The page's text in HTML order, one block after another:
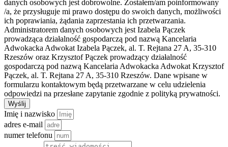
danych osobowych jest dobrowolne. Zostałem/am poinformowany
/a, że przysługuje mi prawo dostępu do swoich danych, możliwości
ich poprawiania, żądania zaprzestania ich przetwarzania.
Administratorem danych osobowych jest Izabela Pączek
prowadząca działalność gospodarczą pod nazwą Kancelaria
Adwokacka Adwokat Izabela Pączek, al. T. Rejtana 27 A, 35-310
Rzeszów oraz Krzysztof Pączek prowadzący działalność
gospodarczą pod nazwą Kancelaria Adwokacka Adwokat Krzysztof
Pączek, al. T. Rejtana 27 A, 35-310 Rzeszów. Dane wpisane w
formularzu kontaktowym będą przetwarzane w celu udzielenia
odpowiedzi na przesłane zapytanie zgodnie z polityką prywatności.
Wyślij
Imię i nazwisko
adres e-mail
numer telefonu